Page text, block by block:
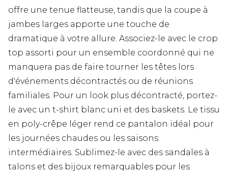
offre une tenue flatteuse, tandis que la coupe à
jambes larges apporte une touche de
dramatique à votre allure. Associez-le avec le crop
top assorti pour un ensemble coordonné qui ne
manquera pas de faire tourner les têtes lors
d'événements décontractés ou de réunions
familiales. Pour un look plus décontracté, portez-
le avec un t-shirt blanc uni et des baskets. Le tissu
en poly-crêpe léger rend ce pantalon idéal pour
les journées chaudes ou les saisons
intermédiaires. Sublimez-le avec des sandales à
talons et des bijoux remarquables pour les